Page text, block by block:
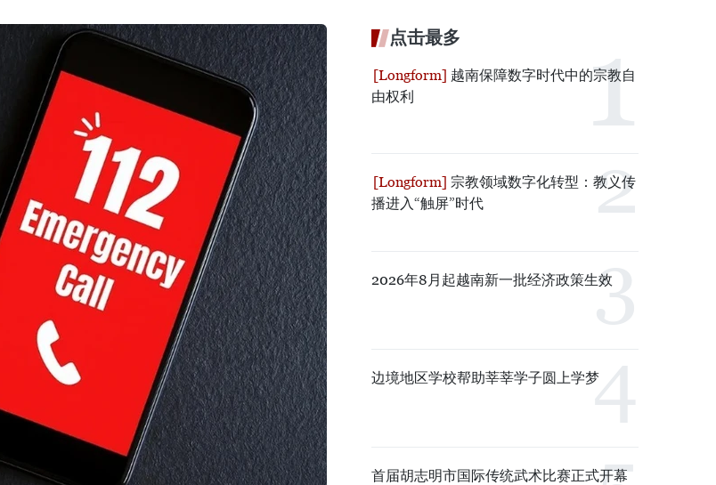
点击最多
越南保障数字时代中的宗教自
由权利
宗教领域数字化转型：教义传
播进入“触屏”时代
2026年8月起越南新一批经济政策生效
边境地区学校帮助莘莘学子圆上学梦
首届胡志明市国际传统武术比赛正式开幕